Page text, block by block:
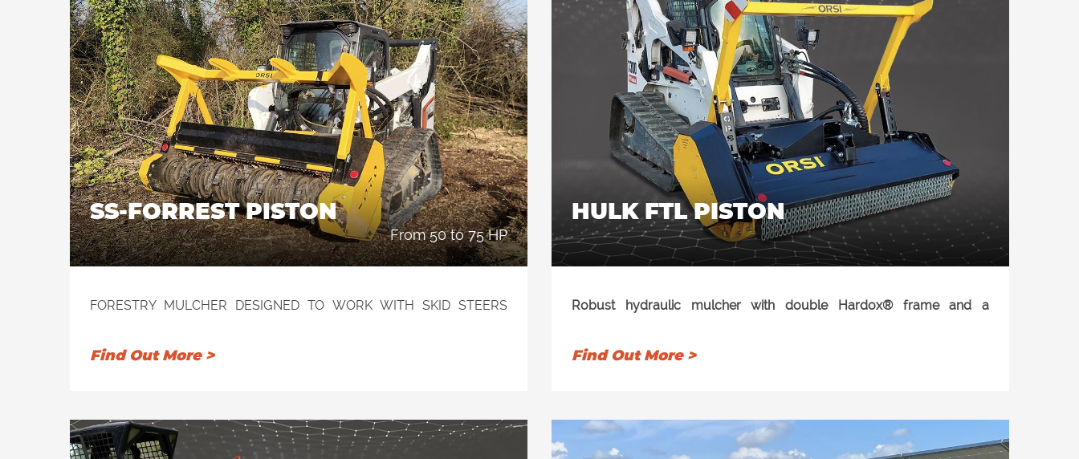
SS-FORREST PISTON
from 50 to 75 HP
FORESTRY MULCHER DESIGNED TO WORK WITH SKID STEERS
with power from 50 to 75 HP
great efficiency and performance.
Anti-shock block Valve with relief and anticavitation valves.
Find Out More >
HULK FTL PISTON
Robust hydraulic mulcher with double Hardox®frame and a
PISTON stands out for its ergonomic design, ensuring excellent
available on the market thanks to our universal attachment. A standard
Rexroth® axial piston hydraulic motor, or optionally a variable
Find Out More >